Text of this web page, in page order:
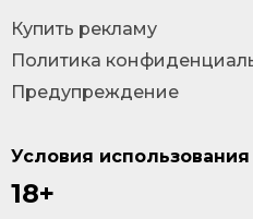
Условия
18+
Купить рекламу
Политика
Предупреждение